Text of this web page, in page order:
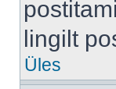
lingilt
Üles